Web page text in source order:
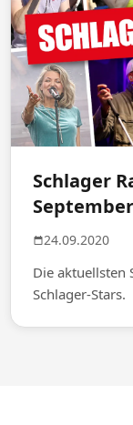
Schlager
24.09.2020
Die aktuellsten
Schlager-Stars.